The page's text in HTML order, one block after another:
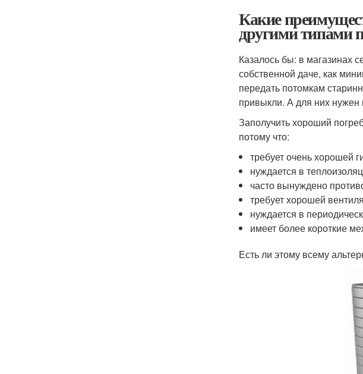
Какие
другими типами
Казалось бы: в магазинах
собственной даче, как
передать потомкам
привыкли. А для них
Заполучить хороший
потому что:
требует очень хорошей
нуждается в
часто вынуждено
требует хорошей
нуждается в
имеет более короткие
Есть ли этому всему